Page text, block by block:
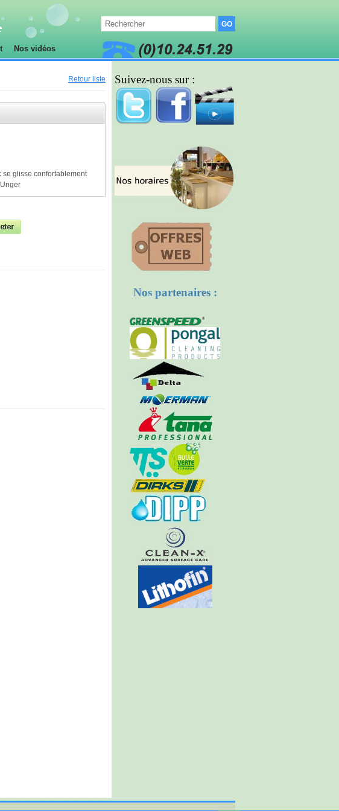
Nos vidéos
Retour liste
se glisse confortablement
Suivez-nous sur :
Nos partenaires :